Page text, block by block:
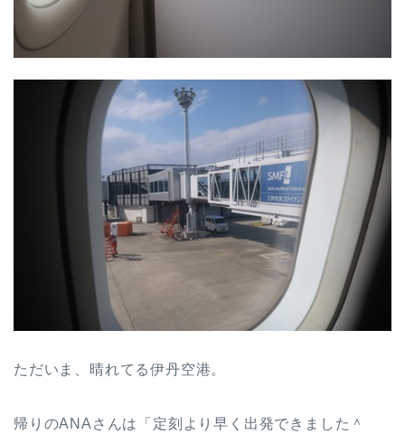
ただいま、晴れてる伊丹空港。
帰りのANAさんは「定刻より早く出発できました＾